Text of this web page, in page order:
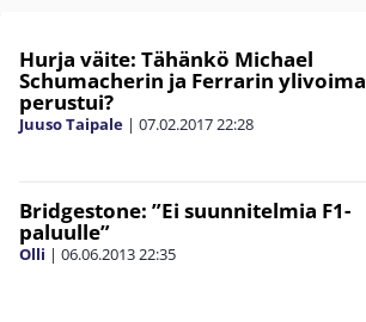
Hurja väite: Tähänkö Michael
Schumacherin ja Ferrarin ylivoima
perustui?
Juuso Taipale | 07.02.201722:28
Bridgestone: ”Ei suunnitelmia F1-
paluulle”
Olli | 06.06.201322:35